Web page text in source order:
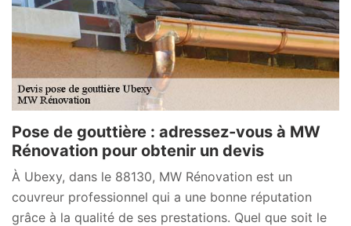
Pose de gouttière : adressez-vous à MW
Rénovation pour obtenir un devis
À Ubexy, dans le 88130, MW Rénovation est un
couvreur professionnel qui a une bonne réputation
grâce à la qualité de ses prestations. Quel que soit le